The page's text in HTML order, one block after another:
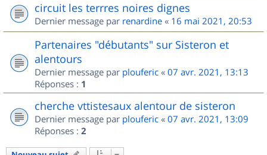
circuit les terrres noires dignes
Dernier message par renardine « 16 mai 2021, 20:53
Partenaires "débutants" sur Sisteron et
alentours
Dernier message par plouferic « 07 avr. 2021, 13:13
Réponses : 1
cherche vttistesaux alentour de sisteron
Dernier message par plouferic « 07 avr. 2021, 13:09
Réponses : 2